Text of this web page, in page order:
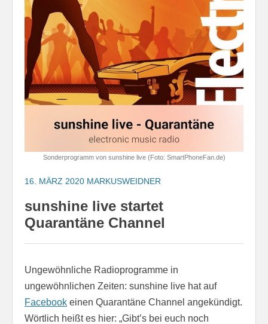
Sonderprogramm von sunshine live (Foto: SmartPhoneFan.de)
16. MÄRZ 2020 MARKUSWEIDNER
sunshine live startet
Quarantäne Channel
Ungewöhnliche Radioprogramme in
ungewöhnlichen Zeiten: sunshine live hat auf
Facebook einen Quarantäne Channel angekündigt.
Wörtlich heißt es hier: „Gibt’s bei euch noch